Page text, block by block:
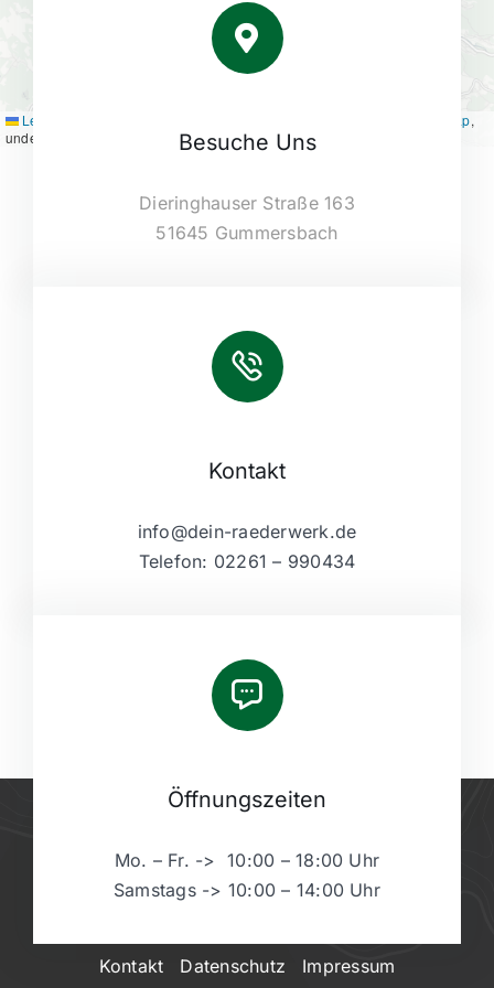
Leaflet OpenStreetMap,
under ODbL.
Besuche Uns
Dieringhauser Straße 163
51645 Gummersbach
Kontakt
info@dein-raederwerk.de
Telefon: 02261 – 990434
Öffnungszeiten
Mo. – Fr. -> 10:00 – 18:00 Uhr
Samstags -> 10:00 – 14:00 Uhr
Kontakt Datenschutz Impressum